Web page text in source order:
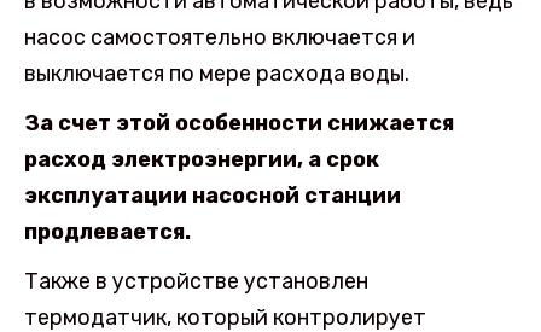
насос самостоятельно включается и
выключается по мере расхода воды.
За счет этой особенности снижается
расход электроэнергии, а срок
эксплуатации насосной станции
продлевается.
Также в устройстве установлен
термодатчик, который контролирует